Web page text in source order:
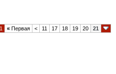
« Первая < 11 17 18 19 20 21